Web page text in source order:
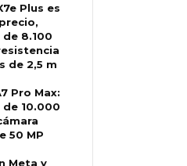
Plus es
8.100
de 2,5 m
Pro Max:
10.000
50 MP
Meta y